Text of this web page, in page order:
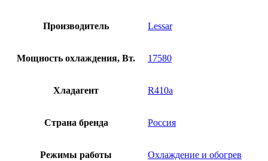
Производитель Lessar
Мощность охлаждения, Вт. 17580
Хладагент R410a
Страна бренда Россия
Режимы работы Охлаждение и обогрев